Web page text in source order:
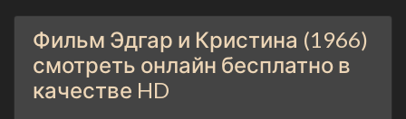
Фильм Эдгар и Кристина (1966)
смотреть онлайн бесплатно в
качестве HD